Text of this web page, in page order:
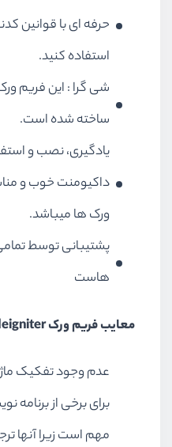
حرفه ای با قوانین
استفاده کنید.
شی گرا : این فریم
ساخته شده است.
یادگیری، نصب و
داکیومنت خوب و
ورک ها میباشد.
پشتیبانی توسط
هاست
معایب فریم ورک Codeigniter
عدم وجود تفکیک
برای برخی از برنامه
مهم است زیرا آنها